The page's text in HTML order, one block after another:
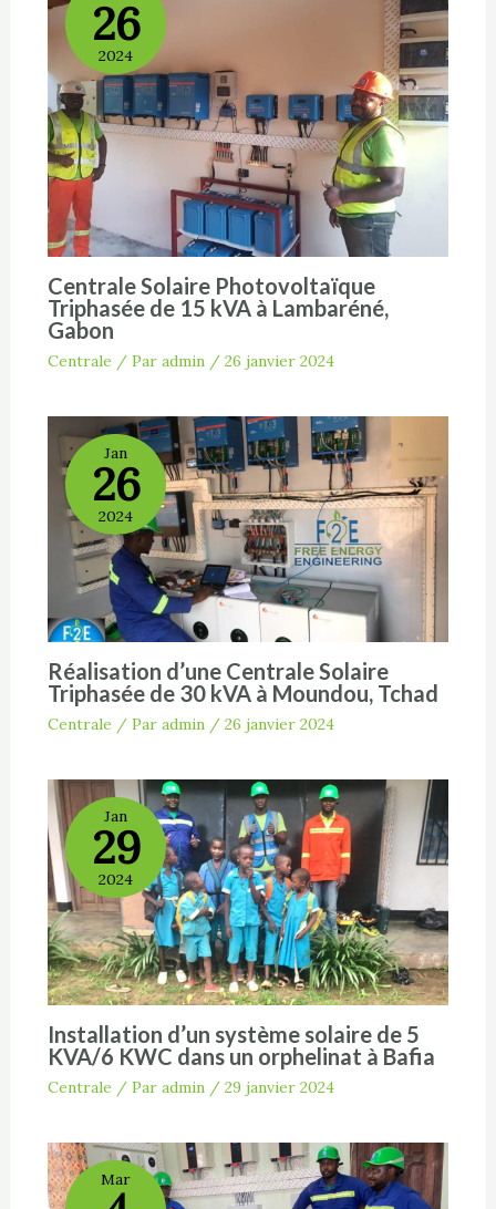
26
2024
Centrale Solaire Photovoltaïque
Triphasée de 15 kVA à Lambaréné,
Gabon
Centrale / Par admin / 26 janvier 2024
Jan
26
2024
Réalisation d’une Centrale Solaire
Triphasée de 30 kVA à Moundou, Tchad
Centrale / Par admin / 26 janvier 2024
Jan
29
2024
Installation d’un système solaire de 5
KVA/6 KWC dans un orphelinat à Bafia
Centrale / Par admin / 29 janvier 2024
Mar